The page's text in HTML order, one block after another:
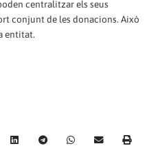
centralitzar els seus
conjunt de les donacions. Això
entitat.